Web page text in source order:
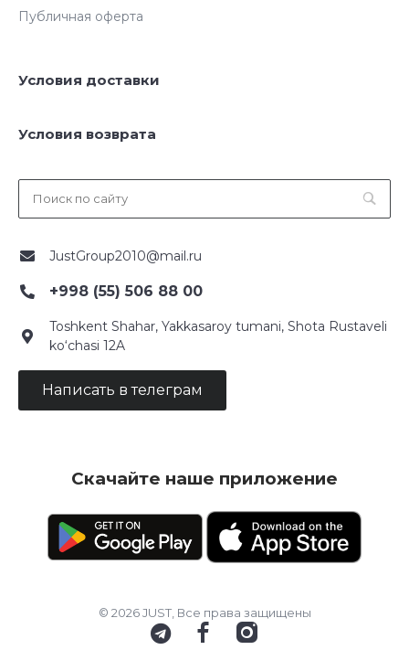
Публичная оферта
Условия доставки
Условия возврата
JustGroup2010@mail.ru
+998 (55) 506 88 00
Toshkent Shahar, Yakkasaroy tumani, Shota Rustaveli
ko‘chasi 12A
Написать в телеграм
Скачайте наше приложение
© 2026 JUST, Все права защищены